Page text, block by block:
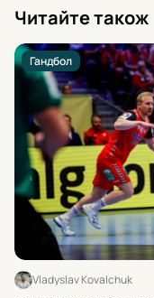
Читайте також
Гандбол
Vladyslav Kovalchuk